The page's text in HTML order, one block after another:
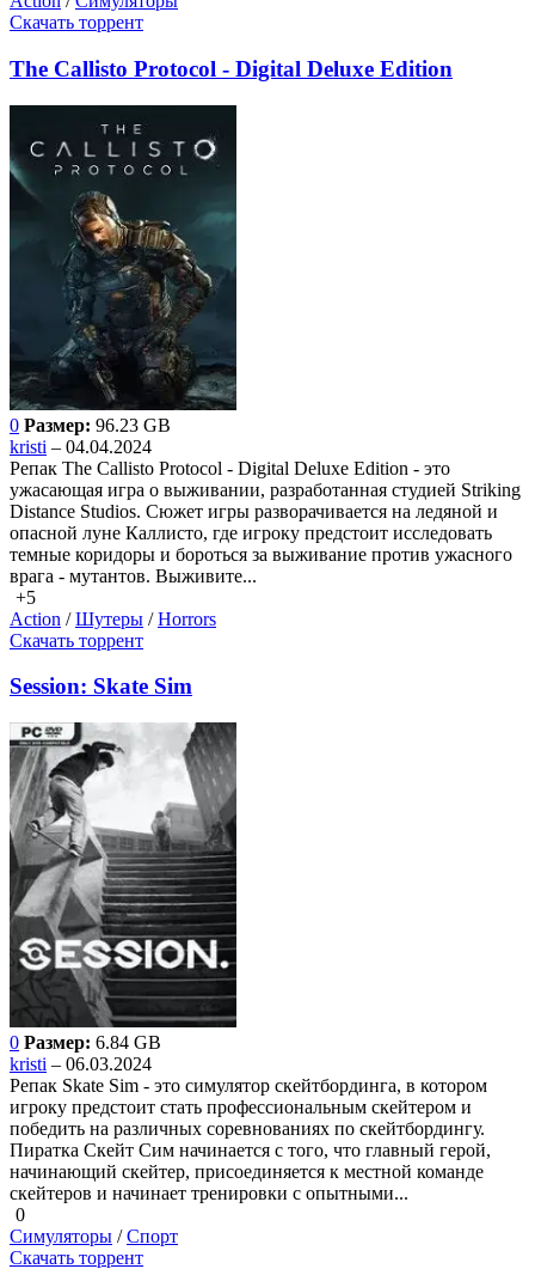
Скачать торрент
The Callisto Protocol - Digital Deluxe Edition
0 Размер: 96.23 GB
kristi – 04.04.2024
Репак The Callisto Protocol - Digital Deluxe Edition - это
ужасающая игра о выживании, разработанная студией Striking
Distance Studios. Сюжет игры разворачивается на ледяной и
опасной луне Каллисто, где игроку предстоит исследовать
темные коридоры и бороться за выживание против ужасного
врага - мутантов. Выживите...
+5
Action /Шутеры /Horrors
Скачать торрент
Session: Skate Sim
0 Размер: 6.84 GB
kristi – 06.03.2024
Репак Skate Sim - это симулятор скейтбординга, в котором
игроку предстоит стать профессиональным скейтером и
победить на различных соревнованиях по скейтбордингу.
Пиратка Скейт Сим начинается с того, что главный герой,
начинающий скейтер, присоединяется к местной команде
скейтеров и начинает тренировки с опытными...
0
Симуляторы /Спорт
Скачать торрент